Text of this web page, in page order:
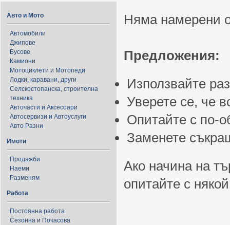
Авто и Мото
Автомобили
Джипове
Бусове
Камиони
Мотоциклети и Мотопеди
Лодки, каравани, други
Селскостопанска, строителна
техника
Авточасти и Аксесоари
Автосервизи и Автоуслуги
Авто Разни
Имоти
Продажби
Наеми
Разменям
Работа
Постоянна работа
Сезонна и Почасова
Няма намерени
Предложения:
Използвайте
Уверете се, че
Опитайте с по-
Заменете
Ако начина на
опитайте с